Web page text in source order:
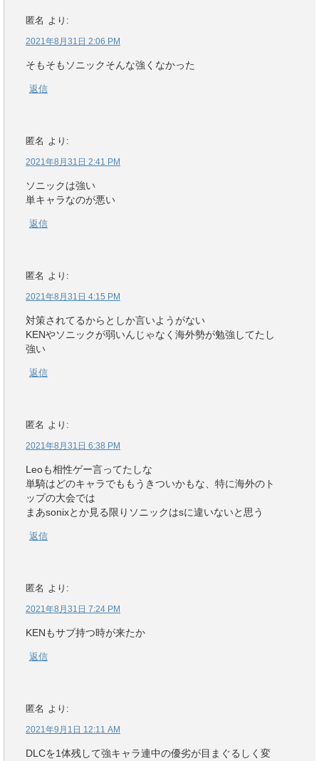
匿名 より:
2021年8月31日 2:06 PM
そもそもソニックそんな強くなかった
返信
匿名 より:
2021年8月31日 2:41 PM
ソニックは強い
単キャラなのが悪い
返信
匿名 より:
2021年8月31日 4:15 PM
対策されてるからとしか言いようがない
KENやソニックが弱いんじゃなく海外勢が勉強してたし
強い
返信
匿名 より:
2021年8月31日 6:38 PM
Leoも相性ゲー言ってたしな
単騎はどのキャラでももうきついかもな、特に海外のト
ップの大会では
まあsonixとか見る限りソニックはsに違いないと思う
返信
匿名 より:
2021年8月31日 7:24 PM
KENもサブ持つ時が来たか
返信
匿名 より:
2021年9月1日 12:11 AM
DLCを1体残して強キャラ連中の優劣が目まぐるしく変